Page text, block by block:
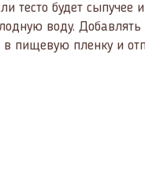
тесто будет сыпучее
воду. Добавлять
в пищевую пленку и